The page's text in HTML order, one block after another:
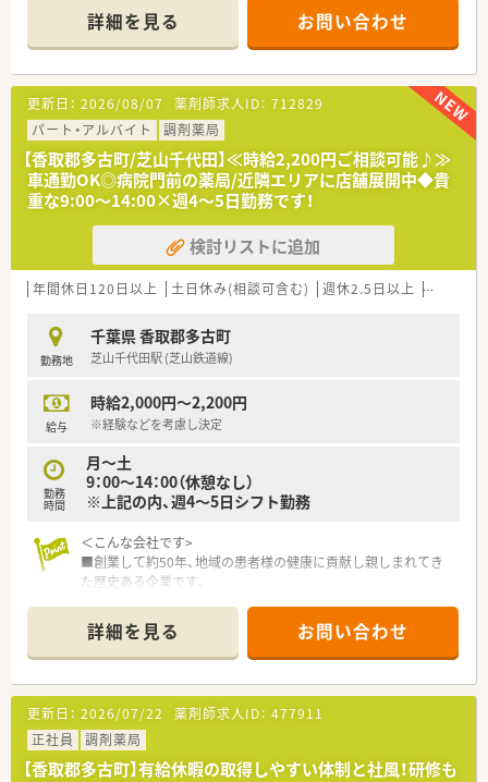
ています。
■セルフメディケーションと在宅医療を推進し、看護師や管理栄
養士、ケアマネージャー、登録販売者など幅広い職種の従業員が
在籍しており職種を超えた連携で地域の健康をサポートしてい
ます。
■全店で分離申請となっており、調剤業務に専念できる就業環境
となっております。レジ打ちや品出しは行わず、薬局を併設して
いない店舗への配属はございません。
■調剤併設ドラッグストアや総合病院門、在宅医療専門など様々
なタイプの薬局があり、活躍の場が幅広く用意されております。
ご希望の方には在宅医療の分野などへ進んでいくことも可能で、
薬剤師としてスキルアップを目指していけます。
詳細を見る お問い合わせ
更新日： 2026/08/07 薬剤師求人ID： 712829
パート・アルバイト
調剤薬局
【香取郡多古町/芝山千代田】≪時給2,200円ご相談可能♪≫
車通勤OK◎病院門前の薬局/近隣エリアに店舗展開中◆貴
重な9:00～14:00×週4～5日勤務です！
検討リストに追加
年間休日120日以上 土日休み(相談可含む) 週休2.5日以上 残業な
勤務地
千葉県 香取郡多古町
芝山千代田駅 (芝山鉄道線)
給与
時給2,000円～2,200円
※経験などを考慮し決定
勤務
時間
月～土
9：00～14：00（休憩なし）
※上記の内、週4～5日シフト勤務
＜こんな会社です>
■創業して約50年、地域の患者様の健康に貢献し親しまれてき
た歴史ある企業です。
展開している地域に根差した調剤薬局です。
転居を伴う異動は発生しません。
■クリニック門前や総合病院門前（無菌調剤室完備）等、薬局ごと
に色の違う処方内容を経験でき、薬剤師としてスキルアップして
いくことが可能です。
■社員の平均年齢は38歳、男女比2：3です。
■在宅医療にも力を入れており、在宅専任部隊もございます。ご
経験を生かしていきたい方、これから学びたい方必見！
■経験やキャリアごとに研修が分かれており、ほか自己学習のサ
詳細を見る お問い合わせ
更新日： 2026/07/22 薬剤師求人ID： 477911
正社員
調剤薬局
【香取郡多古町】有給休暇の取得しやすい体制と社風！研修も